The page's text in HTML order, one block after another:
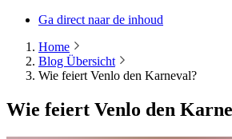
Ga direct naar de inhoud
Home
Blog Übersicht
Wie feiert Venlo den Karneval?
Wie feiert Venlo den